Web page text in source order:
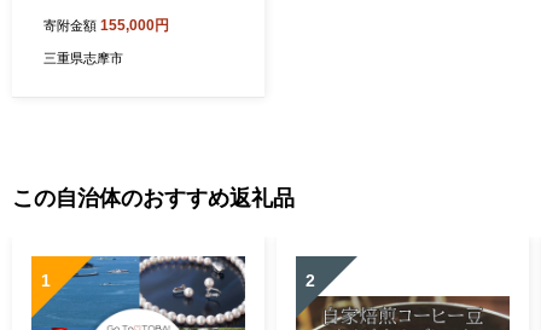
勢志摩 志摩市 冠婚葬祭 結婚
式 慶事 母の日 入学式 誕生日
寄附金額 155,000円
三重県志摩市
この自治体のおすすめ返礼品
1 2